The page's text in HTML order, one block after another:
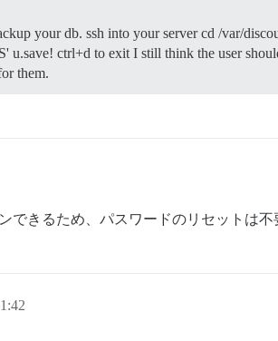
your db. ssh into your server cd /var/
ctrl+d to exit I still think the user
them.
できるため、パスワードのリセットは